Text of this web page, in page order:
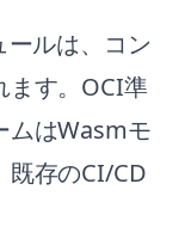
ールは、コン
ます。OCI準
ムはWasmモ
既存のCI/CD